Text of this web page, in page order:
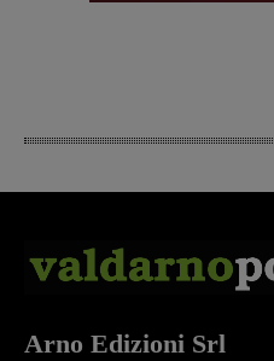
Arno Edizioni Srl